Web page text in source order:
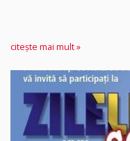
citește mai mult »